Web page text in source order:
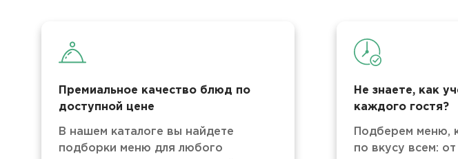
Премиальное качество блюд по
доступной цене
В нашем каталоге вы найдете
подборки меню для любого
Не знаете, как
каждого гостя?
Подберем меню,
по вкусу всем: